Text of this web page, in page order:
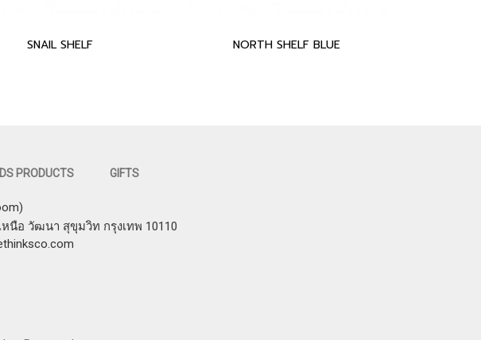
SNAIL SHELF NORTH SHELF BLUE
PRODUCTS GIFTS
นือ วัฒนา สุขุมวิท กรุงเทพ 10110